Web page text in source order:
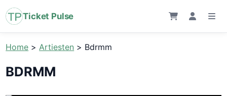
Ticket Pulse
Home >Artiesten > Bdrmm
BDRMM